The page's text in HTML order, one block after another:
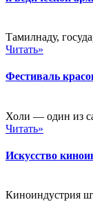
Тамилнаду,
Читать»
Фестиваль
Холи — один из
Читать»
Искусство
Киноиндустрия